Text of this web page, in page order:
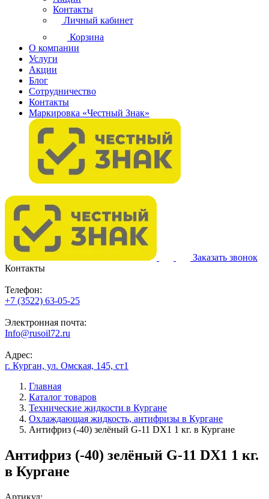
Контакты
Личный кабинет
Корзина
О компании
Услуги
Акции
Блог
Сотрудничество
Контакты
Маркировка «Честный Знак»
Заказать звонок
Контакты
Телефон:
+7 (3522) 63-05-25
Электронная почта:
Info@rusoil72.ru
Адрес:
г. Курган, ул. Омская, 145, ст1
Главная
Каталог товаров
Технические жидкости в Кургане
Охлаждающая жидкость, антифризы в Кургане
Антифриз (-40) зелёный G-11 DX1 1 кг. в Кургане
Антифриз (-40) зелёный G-11 DX1 1 кг.
в Кургане
Артикул: